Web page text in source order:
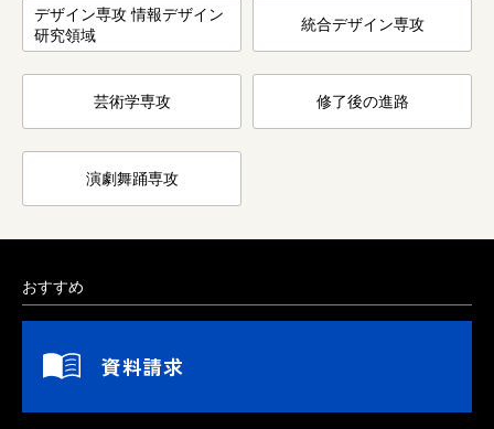
デザイン専攻 情報デザイン
研究領域
統合デザイン専攻
芸術学専攻 修了後の進路
演劇舞踊専攻
おすすめ
資料請求